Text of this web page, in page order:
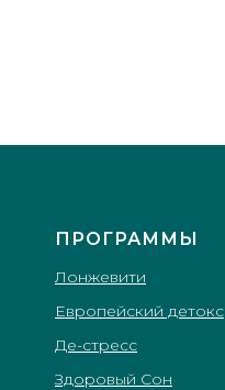
ПРОГРАММЫ
Лонжевити
Европейский детокс
Де-стресс
Здоровый Сон